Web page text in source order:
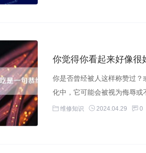
你觉得你看起来好像很
你是否曾经被人这样称赞过
化中，它可能会被视为侮辱
维修知识 2024.04.29 0